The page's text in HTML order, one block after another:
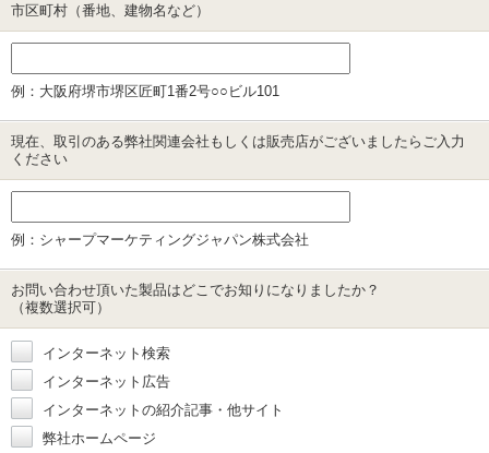
市区町村（番地、建物名など）
例：大阪府堺市堺区匠町1番2号○○ビル101
現在、取引のある弊社関連会社もしくは販売店がございましたらご入力
ください
例：シャープマーケティングジャパン株式会社
お問い合わせ頂いた製品はどこでお知りになりましたか？
（複数選択可）
インターネット検索
インターネット広告
インターネットの紹介記事・他サイト
弊社ホームページ